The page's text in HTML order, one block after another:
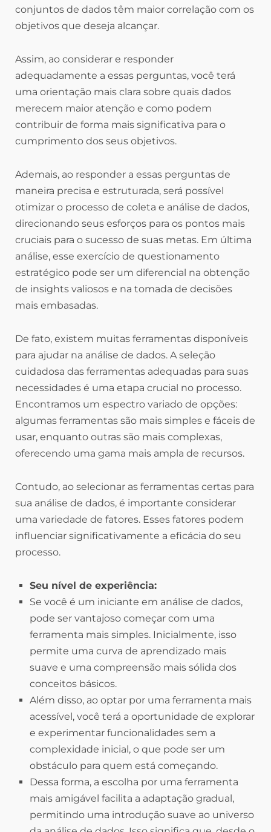
conjuntos de dados têm maior correlação com os
objetivos que deseja alcançar.
Assim, ao considerar e responder
adequadamente a essas perguntas, você terá
uma orientação mais clara sobre quais dados
merecem maior atenção e como podem
contribuir de forma mais significativa para o
cumprimento dos seus objetivos.
Ademais, ao responder a essas perguntas de
maneira precisa e estruturada, será possível
otimizar o processo de coleta e análise de dados,
direcionando seus esforços para os pontos mais
cruciais para o sucesso de suas metas. Em última
análise, esse exercício de questionamento
estratégico pode ser um diferencial na obtenção
de insights valiosos e na tomada de decisões
mais embasadas.
De fato, existem muitas ferramentas disponíveis
para ajudar na análise de dados. A seleção
cuidadosa das ferramentas adequadas para suas
necessidades é uma etapa crucial no processo.
Encontramos um espectro variado de opções:
algumas ferramentas são mais simples e fáceis de
usar, enquanto outras são mais complexas,
oferecendo uma gama mais ampla de recursos.
Contudo, ao selecionar as ferramentas certas para
sua análise de dados, é importante considerar
uma variedade de fatores. Esses fatores podem
influenciar significativamente a eficácia do seu
processo.
Seu nível de experiência:
Se você é um iniciante em análise de dados,
pode ser vantajoso começar com uma
ferramenta mais simples. Inicialmente, isso
permite uma curva de aprendizado mais
suave e uma compreensão mais sólida dos
conceitos básicos.
Além disso, ao optar por uma ferramenta mais
acessível, você terá a oportunidade de explorar
e experimentar funcionalidades sem a
complexidade inicial, o que pode ser um
obstáculo para quem está começando.
Dessa forma, a escolha por uma ferramenta
mais amigável facilita a adaptação gradual,
permitindo uma introdução suave ao universo